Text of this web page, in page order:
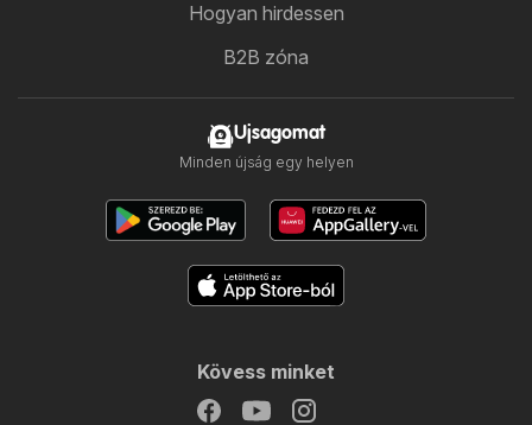
Hogyan hirdessen
B2B zóna
Ujsagomat
Minden újság egy helyen
Kövess minket